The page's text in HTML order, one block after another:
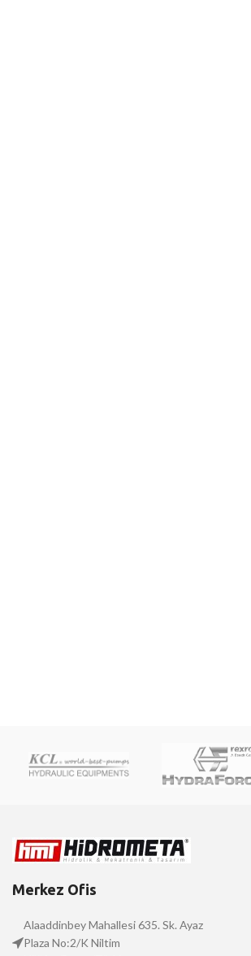
Merkez Ofis
Alaaddinbey Mahallesi 635. Sk. Ayaz
Plaza No:2/K Niltim